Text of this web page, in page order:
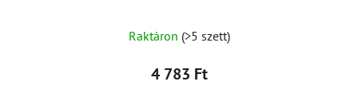
termék
átlagos
Raktáron (>5 szett)
4 783 Ft